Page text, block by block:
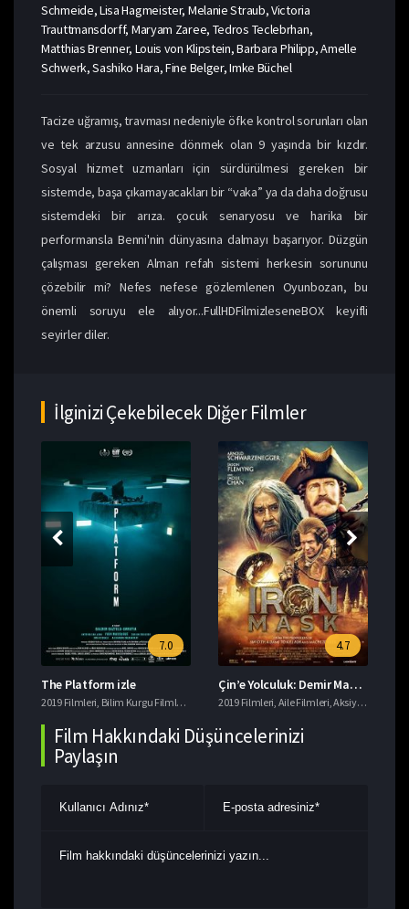
Schmeide, Lisa Hagmeister, Melanie Straub, Victoria
Trauttmansdorff, Maryam Zaree, Tedros Teclebrhan,
Matthias Brenner, Louis von Klipstein, Barbara Philipp, Amelle
Schwerk, Sashiko Hara, Fine Belger, Imke Büchel
Tacize uğramış, travması nedeniyle öfke kontrol sorunları olan
ve tek arzusu annesine dönmek olan 9 yaşında bir kızdır.
Sosyal hizmet uzmanları için sürdürülmesi gereken bir
sistemde, başa çıkamayacakları bir “vaka” ya da daha doğrusu
sistemdeki bir arıza. çocuk senaryosu ve harika bir
performansla Benni'nin dünyasına dalmayı başarıyor. Düzgün
çalışması gereken Alman refah sistemi herkesin sorununu
çözebilir mi? Nefes nefese gözlemlenen Oyunbozan, bu
önemli soruyu ele alıyor...FullHDFilmizleseneBOX keyifli
seyirler diler.
İlginizi Çekebilecek Diğer Filmler
,Macera Filmleri
7.0
The Platform izle
2019 Filmleri Bilim Kurgu Filmleri Gerilim Filmleri,imdb 7+ Filmler ,Korku Filmleri
4.7
Çin’e Yolculuk: Demir Maskenin Gizemi izle
2019 Filmleri Aile Filmleri ,Aksiyon Filmleri
Film Hakkındaki Düşüncelerinizi
Paylaşın